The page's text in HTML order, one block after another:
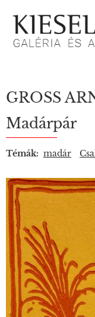
KÉRJÜK
Festmények
GROSS
Madárpár
Témák: madár